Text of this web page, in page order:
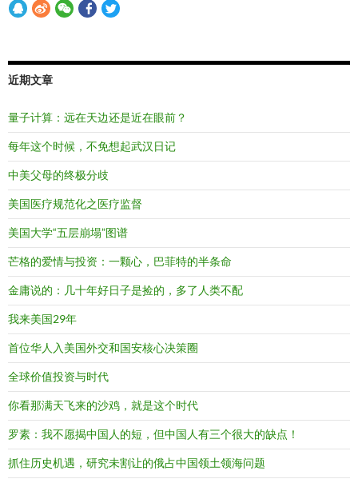
近期文章
量子计算：远在天边还是近在眼前？
每年这个时候，不免想起武汉日记
中美父母的终极分歧
美国医疗规范化之医疗监督
美国大学“五层崩塌”图谱
芒格的爱情与投资：一颗心，巴菲特的半条命
金庸说的：几十年好日子是捡的，多了人类不配
我来美国29年
首位华人入美国外交和国安核心决策圈
全球价值投资与时代
你看那满天飞来的沙鸡，就是这个时代
罗素：我不愿揭中国人的短，但中国人有三个很大的缺点！
抓住历史机遇，研究未割让的俄占中国领土领海问题